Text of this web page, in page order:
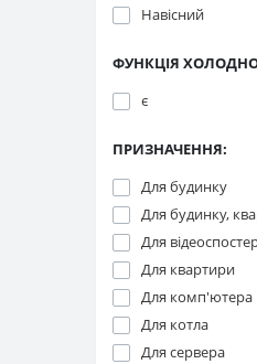
Навісний
ФУНКЦІЯ
є
ПРИЗНАЧЕННЯ:
Для будинку
Для будинку,
Для
Для квартири
Для комп'ютера
Для котла
Для сервера